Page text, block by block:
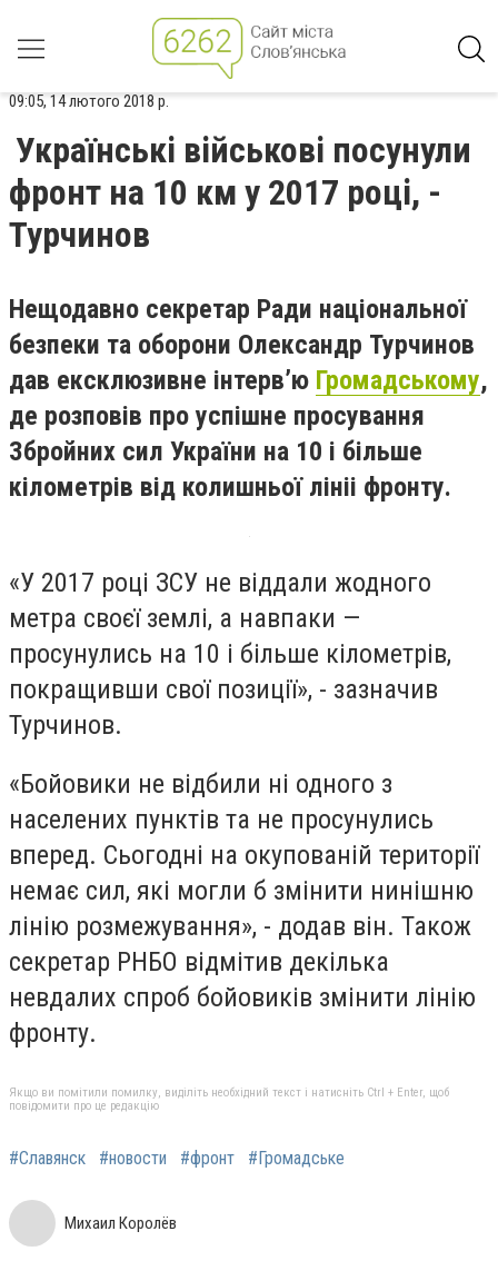
09:05, 14 лютого 2018 р.
Українські військові посунули
фронт на 10 км у 2017 році, -
Турчинов
Нещодавно секретар Ради національної
безпеки та оборони Олександр Турчинов
дав ексклюзивне інтервʼю Громадському,
де розповів про успішне просування
Збройних сил України на 10 і більше
кілометрів від колишньої лініі фронту.
«У 2017 році ЗСУ не віддали жодного
метра своєї землі, а навпаки —
просунулись на 10 і більше кілометрів,
покращивши свої позиції», - зазначив
Турчинов.
«Бойовики не відбили ні одного з
населених пунктів та не просунулись
вперед. Сьогодні на окупованій території
немає сил, які могли б змінити нинішню
лінію розмежування», - додав він. Також
секретар РНБО відмітив декілька
невдалих спроб бойовиків змінити лінію
фронту.
Якщо ви помітили помилку, виділіть необхідний текст і натисніть Ctrl + Enter, щоб
повідомити про це редакцію
#Славянск #новости #фронт #Громадське
Михаил Королёв